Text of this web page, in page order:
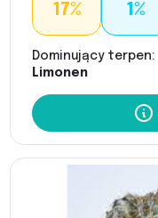
17% 1%
Dominujący terpen:
Limonen